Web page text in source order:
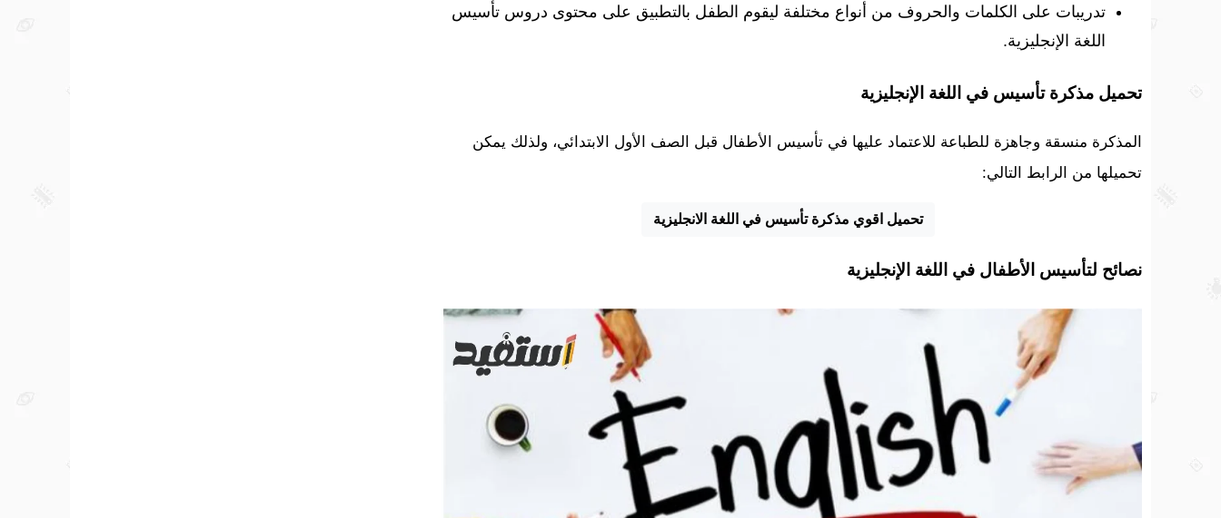
تدريبات على الكلمات والحروف من أنواع مختلفة ليقوم الطفل بالتطبيق على محتوى دروس تأسيس
اللغة الإنجليزية.
تحميل مذكرة تأسيس في اللغة الإنجليزية
المذكرة منسقة وجاهزة للطباعة للاعتماد عليها في تأسيس الأطفال قبل الصف الأول الابتدائي، ولذلك يمكن
تحميلها من الرابط التالي:
تحميل اقوي مذكرة تأسيس في اللغة الانجليزية
نصائح لتأسيس الأطفال في اللغة الإنجليزية